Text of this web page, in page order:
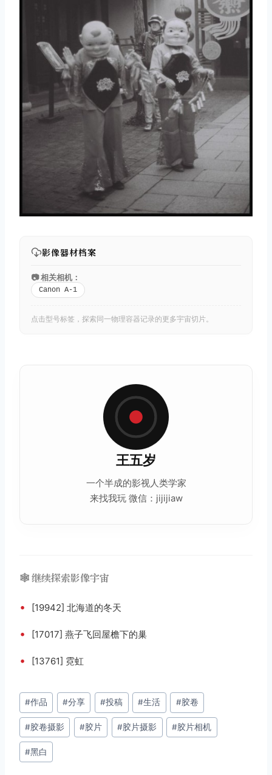
影像器材档案
📷 相关相机：
Canon A-1
点击型号标签，探索同一物理容器记录的更多宇宙切片。
王五岁
一个半成的影视人类学家
来找我玩 微信：jijijiaw
🕸️ 继续探索影像宇宙
• [19942] 北海道的冬天
• [17017] 燕子飞回屋檐下的巢
• [13761] 霓虹
文
章
标
签：
#作品 #分享 #投稿 #生活 #胶卷
#胶卷摄影 #胶片 #胶片摄影 #胶片相机
#黑白